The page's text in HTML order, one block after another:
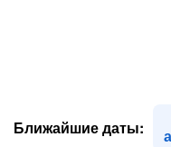
Ближайшие даты: